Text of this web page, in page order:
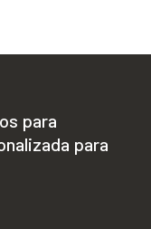
para
para